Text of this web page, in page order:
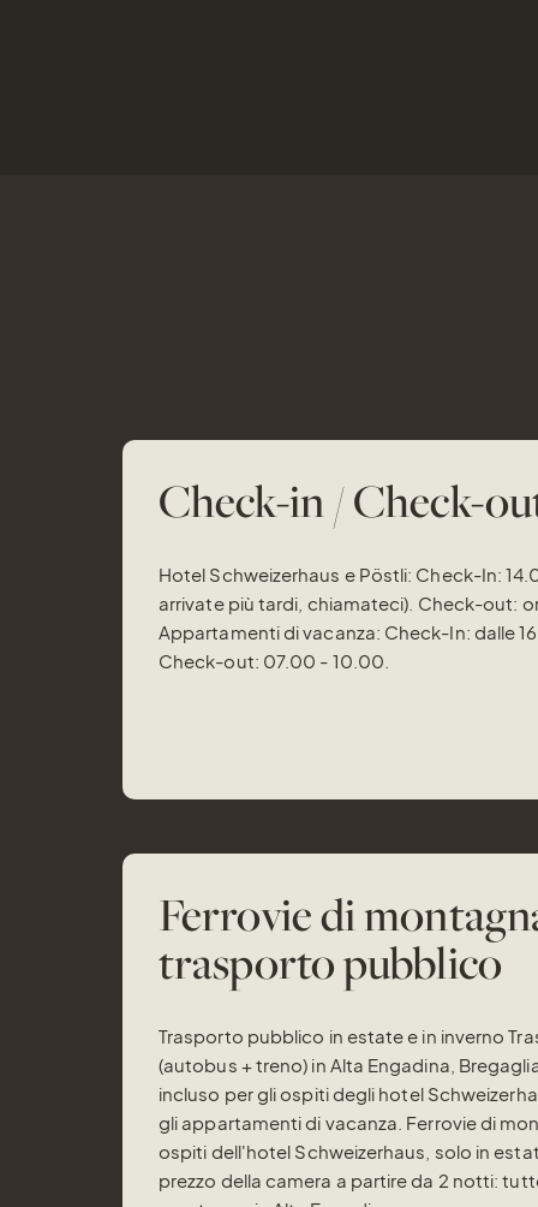
Check-in / Check-
Hotel Schweizerhaus e Pöstli: Check-In:
arrivate più tardi, chiamateci). Check-out:
Appartamenti di vacanza: Check-In: dalle
Check-out: 07.00 - 10.00.
Ferrovie di
trasporto pubblico
Trasporto pubblico in estate e in inverno
(autobus + treno) in Alta Engadina,
incluso per gli ospiti degli hotel
gli appartamenti di vacanza. Ferrovie di
ospiti dell'hotel Schweizerhaus, solo in
prezzo della camera a partire da 2 notti: